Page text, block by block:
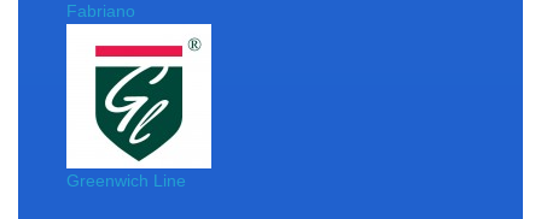
Fabriano
Greenwich Line